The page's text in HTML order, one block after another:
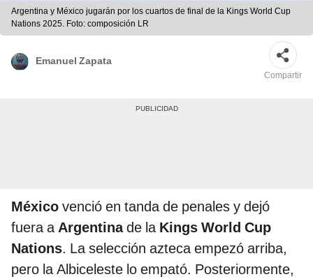
Argentina y México jugarán por los cuartos de final de la Kings World Cup
Nations 2025. Foto: composición LR
Emanuel Zapata
Compartir
México venció en tanda de penales y dejó
fuera aArgentinade la Kings World Cup
Nations. La selección azteca empezó arriba,
pero la Albiceleste lo empató. Posteriormente,